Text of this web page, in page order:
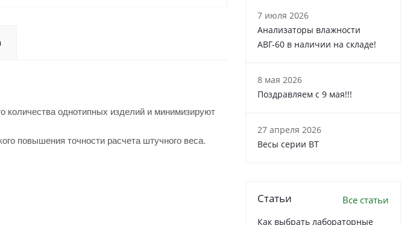
количества однотипных изделий и минимизируют
повышения точности расчета штучного веса.
7 июля 2026
Анализаторы влажности
АВГ-60 в наличии на складе!
8 мая 2026
Поздравляем с 9 мая!!!
27 апреля 2026
Весы серии ВТ
Статьи Все статьи
Как выбрать лабораторные